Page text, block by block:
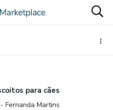
para cães
Fernanda Martins